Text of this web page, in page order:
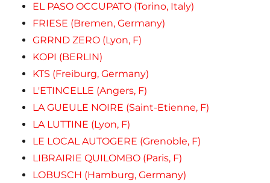
EL PASO OCCUPATO (Torino, Italy)
FRIESE (Bremen, Germany)
GRRND ZERO (Lyon, F)
KOPI (BERLIN)
KTS (Freiburg, Germany)
L'ETINCELLE (Angers, F)
LA GUEULE NOIRE (Saint-Etienne, F)
LA LUTTINE (Lyon, F)
LE LOCAL AUTOGERE (Grenoble, F)
LIBRAIRIE QUILOMBO (Paris, F)
LOBUSCH (Hamburg, Germany)